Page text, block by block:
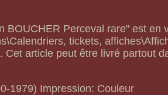
BOUCHER Perceval rare" est en
tickets,
Cet article peut être livré partout
1979) Impression: Couleur